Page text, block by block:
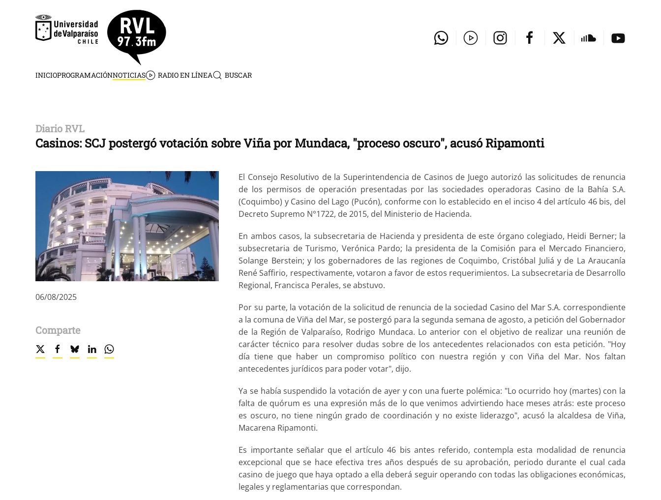
Skip to main content
INICIOPROGRAMACIÓNNOTICIAS RADIO EN LÍNEA BUSCAR
Diario RVL
Casinos: SCJ postergó votación sobre Viña por Mundaca, "proceso oscuro", acusó Ripamonti
06/08/2025
Comparte
El Consejo Resolutivo de la Superintendencia de Casinos de Juego autorizó las solicitudes de renuncia
de los permisos de operación presentadas por las sociedades operadoras Casino de la Bahía S.A.
(Coquimbo) y Casino del Lago (Pucón), conforme con lo establecido en el inciso 4 del artículo 46 bis, del
Decreto Supremo N°1722, de 2015, del Ministerio de Hacienda.
En ambos casos, la subsecretaria de Hacienda y presidenta de este órgano colegiado, Heidi Berner; la
subsecretaria de Turismo, Verónica Pardo; la presidenta de la Comisión para el Mercado Financiero,
Solange Berstein; y los gobernadores de las regiones de Coquimbo, Cristóbal Juliá y de La Araucanía
René Saffirio, respectivamente, votaron a favor de estos requerimientos. La subsecretaria de Desarrollo
Regional, Francisca Perales, se abstuvo.
Por su parte, la votación de la solicitud de renuncia de la sociedad Casino del Mar S.A. correspondiente
a la comuna de Viña del Mar, se postergó para la segunda semana de agosto, a petición del Gobernador
de la Región de Valparaíso, Rodrigo Mundaca. Lo anterior con el objetivo de realizar una reunión de
carácter técnico para resolver dudas sobre de los antecedentes relacionados con esta petición. "Hoy
día tiene que haber un compromiso político con nuestra región y con Viña del Mar. Nos faltan
antecedentes jurídicos para poder votar", dijo.
Ya se había suspendido la votación de ayer y con una fuerte polémica: "Lo ocurrido hoy (martes) con la
falta de quórum es una expresión más de lo que venimos advirtiendo hace meses atrás: este proceso
es oscuro, no tiene ningún grado de coordinación y no existe liderazgo", acusó la alcaldesa de Viña,
Macarena Ripamonti.
Es importante señalar que el artículo 46 bis antes referido, contempla esta modalidad de renuncia
excepcional que se hace efectiva tres años después de su aprobación, periodo durante el cual cada
casino de juego que haya optado a ella deberá seguir operando con todas las obligaciones económicas,
legales y reglamentarias que correspondan.